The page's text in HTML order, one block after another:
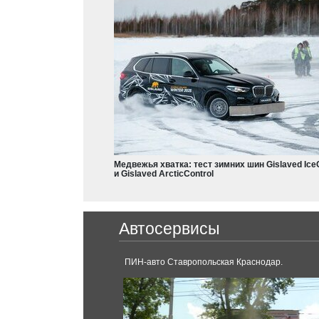
488 GTB
Eclipse
L200
Colt
Nissan
Qashqai
X-Trail
Pathfinder
Micra
Juke
GT-R
Медвежья хватка: тест зимних шин Gislaved
и Gislaved ArcticControl
Автосервисы
ПИН-авто Ставропольская Краснодар.